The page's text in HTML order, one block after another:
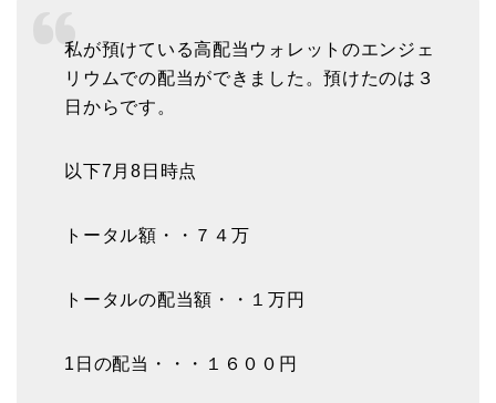
私が預けている高配当ウォレットのエンジェ
リウムでの配当ができました。預けたのは３
日からです。
以下7月8日時点
トータル額・・７４万
トータルの配当額・・１万円
1日の配当・・・１６００円